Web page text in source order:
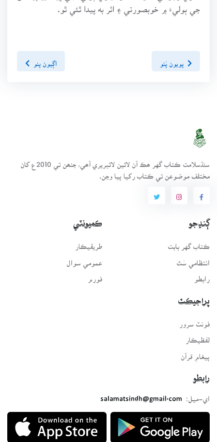
جي ٻوليءَ ۾ خوبصورتي ۽ اثر به پيدا ٿئي ٿو.
پويون پَنو اڳيون پنو
سنڌسلامت ڪتاب گهر ھڪ آن لائين لائبريري آھي، جنھن تي 2010ع کان
مختلف موضوعن تي ڪتاب رکيا پيا وڃن.
ڳنڍجو
ڪتاب گهر بابت
انتظامي سَٿ
رابطو
ڪميونٽي
طريقيڪار
عمومي سوال
فورم
پراجيڪٽ
لفظيڪار
پيغامِ قرآن
رابطو
اي-ميل:
salamatsindh@gmail.com